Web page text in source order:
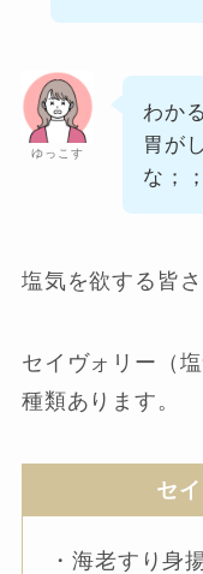
ゆっこす
わか
胃が
な；；
塩気を欲する皆
セイヴォリー（
種類あります。
セ
・海老すり身